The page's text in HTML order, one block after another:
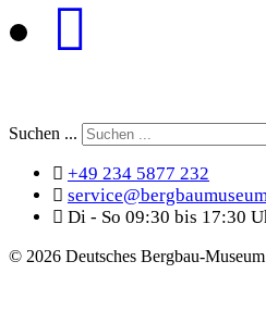
Suchen ...
+49 234 5877 232
Di - So 09:30 bis 17:30
© 2026 Deutsches Bergbau-